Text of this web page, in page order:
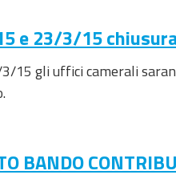
e 23/3/15
15 gli uffici camerali
BANDO